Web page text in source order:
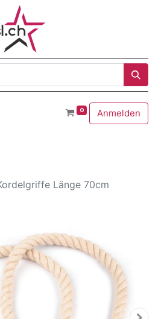
0 Anmelden
Länge 70cm